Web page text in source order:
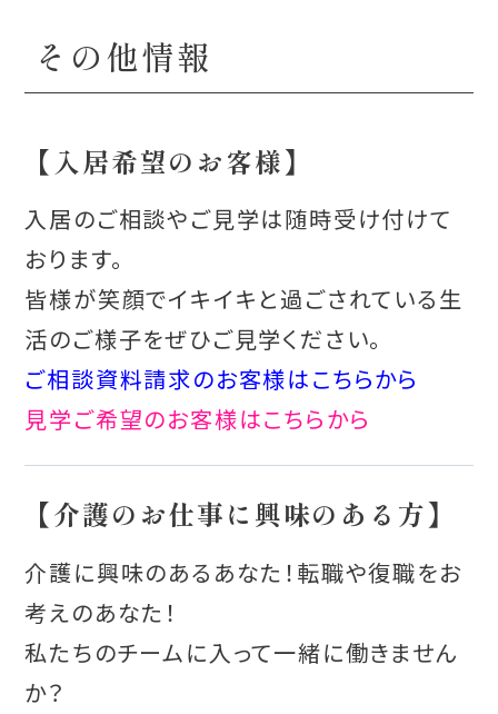
その他情報
【入居希望のお客様】
入居のご相談やご見学は随時受け付けて
おります。
皆様が笑顔でイキイキと過ごされている生
活のご様子をぜひご見学ください。
ご相談資料請求のお客様はこちらから
見学ご希望のお客様はこちらから
【介護のお仕事に興味のある方】
介護に興味のあるあなた！転職や復職をお
考えのあなた！
私たちのチームに入って一緒に働きません
か？